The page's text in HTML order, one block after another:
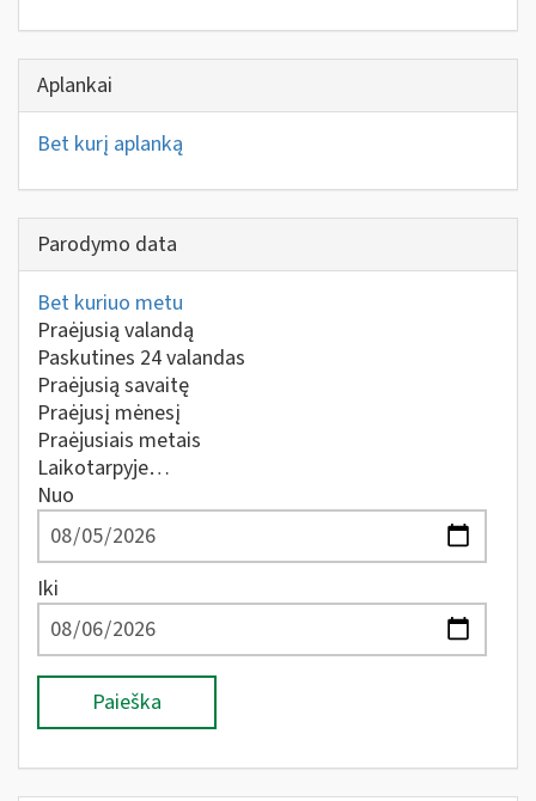
Aplankai
Bet kurį aplanką
Parodymo data
Bet kuriuo metu
Praėjusią valandą
Paskutines 24 valandas
Praėjusią savaitę
Praėjusį mėnesį
Praėjusiais metais
Laikotarpyje…
Nuo
Iki
Paieška